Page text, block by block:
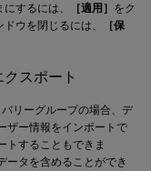
するには、 ［適用］ をク
ウを閉じるには、
［保
スポート
リーグループの場合、デ
ザー情報をインポートで
トすることもできま
ータを含めることができ